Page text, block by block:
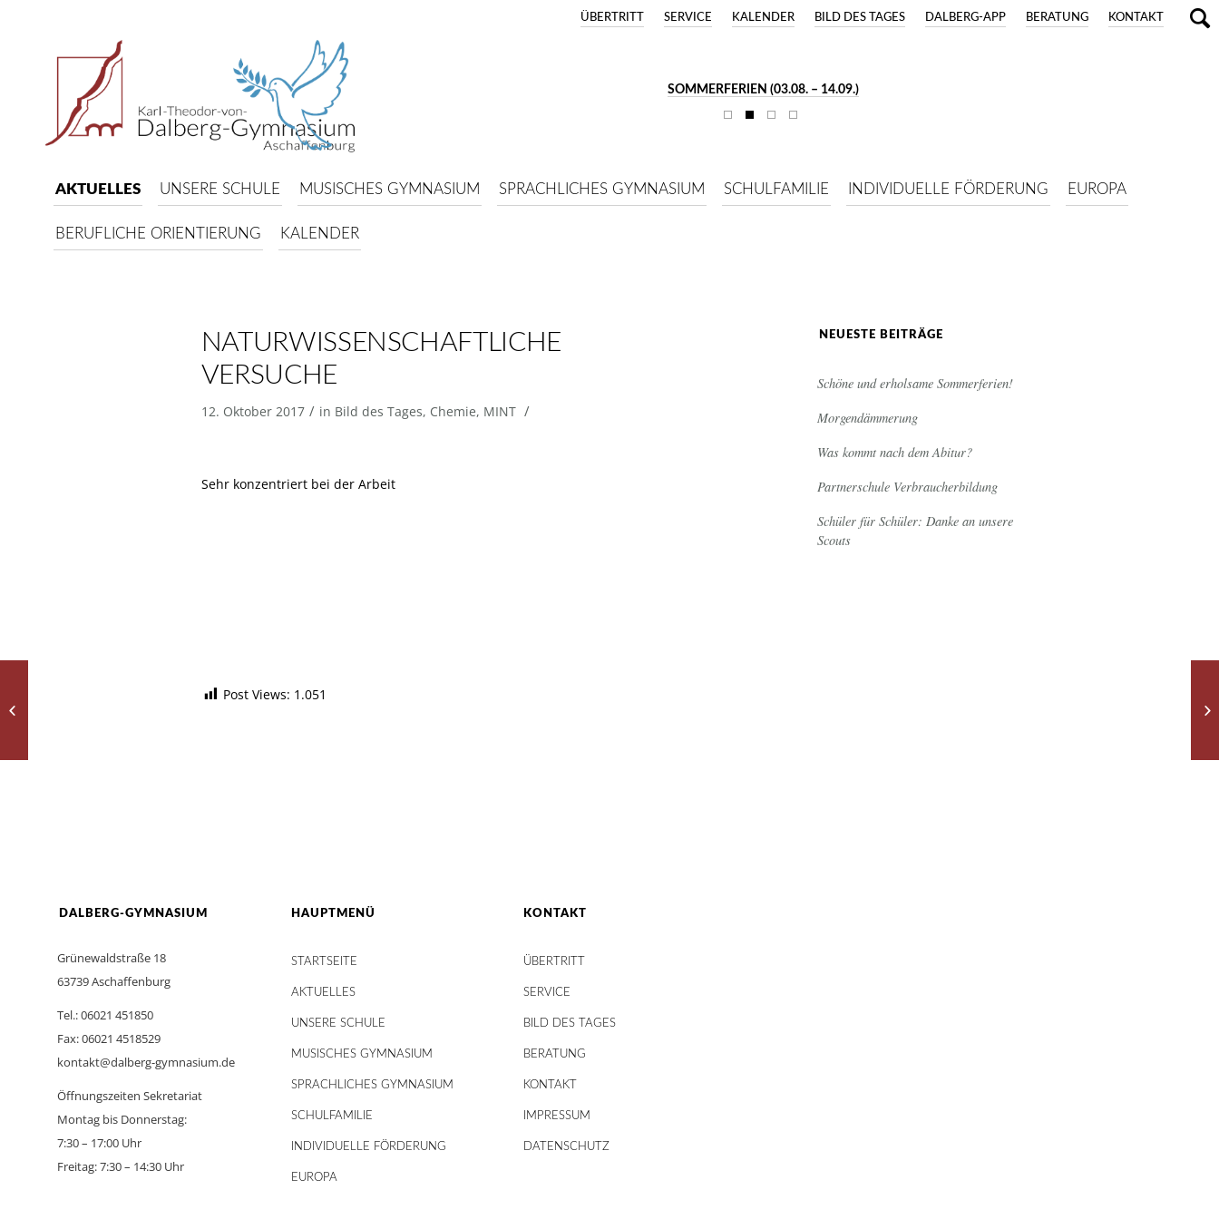
KONTAKT
BERATUNG
DALBERG-APP
BILD DES TAGES
KALENDER
SERVICE
ÜBERTRITT
SOMMERFERIEN (03.08. – 14.09.)
AKTUELLES UNSERE SCHULE MUSISCHES GYMNASIUM SPRACHLICHES GYMNASIUM SCHULFAMILIE INDIVIDUELLE FÖRDERUNG EUROPA
BERUFLICHE ORIENTIERUNG KALENDER
NATURWISSENSCHAFTLICHE
VERSUCHE
12. Oktober 2017 / in Bild des Tages, Chemie, MINT /
Sehr konzentriert bei der Arbeit
Post Views: 1.051
NEUESTE BEITRÄGE
Schöne und erholsame Sommerferien!
Morgendämmerung
Was kommt nach dem Abitur?
Partnerschule Verbraucherbildung
Schüler für Schüler: Danke an unsere
Scouts
DALBERG-GYMNASIUM
Grünewaldstraße 18
63739 Aschaffenburg
Tel.: 06021 451850
Fax: 06021 4518529
kontakt@dalberg-gymnasium.de
Öffnungszeiten Sekretariat
Montag bis Donnerstag:
7:30 – 17:00 Uhr
Freitag: 7:30 – 14:30 Uhr
HAUPTMENÜ
STARTSEITE
AKTUELLES
UNSERE SCHULE
MUSISCHES GYMNASIUM
SPRACHLICHES GYMNASIUM
SCHULFAMILIE
INDIVIDUELLE FÖRDERUNG
EUROPA
KONTAKT
ÜBERTRITT
SERVICE
BILD DES TAGES
BERATUNG
KONTAKT
IMPRESSUM
DATENSCHUTZ